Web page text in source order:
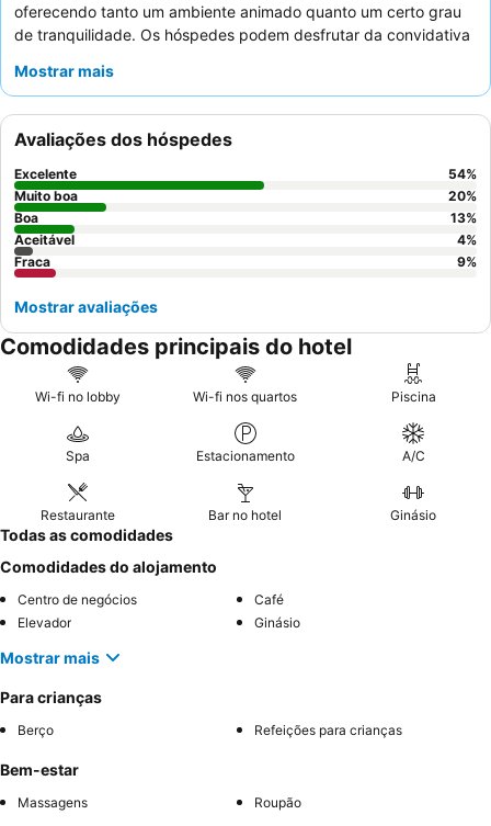
oferecendo tanto um ambiente animado quanto um certo grau
de tranquilidade. Os hóspedes podem desfrutar da convidativa
recebe consistentemente elogios pela sua simpatia e
variado buffet de pequeno-almoço. Para aqueles que procuram
maior conforto e vantagens exclusivas, considere reservar um
quarto com
Mostrar mais
Avaliações dos hóspedes
Excelente 54%
Muito boa
20%
Boa
13%
Aceitável
4%
Fraca
9%
Mostrar avaliações
Comodidades principais do hotel
Wi-fi no lobby Wi-fi nos quartos Piscina
Spa Estacionamento A/C
Restaurante Bar no hotel Ginásio
Todas as comodidades
Comodidades do alojamento
Centro de negócios
Café
Elevador
Ginásio
Mostrar mais
Para crianças
Berço Refeições para crianças
Bem-estar
Massagens Roupão